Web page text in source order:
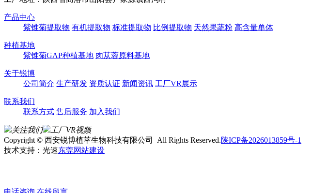
产品中心
紫锥菊提取物 有机提取物 标准提取物 比例提取物 天然果蔬粉 高含量单体
种植基地
紫锥菊GAP种植基地 肉苁蓉原料基地
关于锐博
公司简介 生产研发 资质认证 新闻资讯 工厂VR展示
联系我们
联系方式 售后服务 加入我们
关注我们
工厂VR视频
Copyright © 西安锐博植萃生物科技有限公司 All Rights Reserved.陕ICP备2026013859号-1
技术支持：光速东莞网站建设